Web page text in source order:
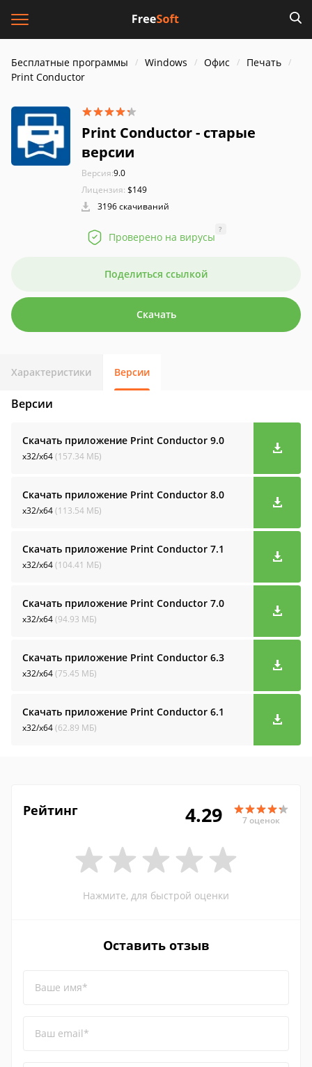
Бесплатные программы Windows Офис
Печать
Print Conductor
Print Conductor - старые
версии
Версия:9.0
Лицензия: $149
3196 скачиваний
Проверено на вирусы
?
Поделиться ссылкой
Скачать
Характеристики Версии
Версии
Скачать приложение Print Conductor 9.0
x32/x64(157.34 МБ)
Скачать приложение Print Conductor 8.0
x32/x64(113.54 МБ)
Скачать приложение Print Conductor 7.1
x32/x64(104.41 МБ)
Скачать приложение Print Conductor 7.0
x32/x64(94.93 МБ)
Скачать приложение Print Conductor 6.3
x32/x64(75.45 МБ)
Скачать приложение Print Conductor 6.1
x32/x64(62.89 МБ)
Рейтинг 4.29 7 оценок
Нажмите, для быстрой оценки
Оставить отзыв
Ваше имя*
Ваш email*